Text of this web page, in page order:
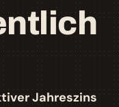
Jahreszins